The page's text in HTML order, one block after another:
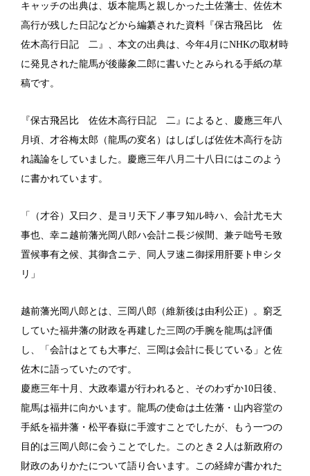
キャッチの出典は、坂本龍馬と親しかった土佐藩士、佐佐木
高行が残した日記などから編纂された資料『保古飛呂比 佐
佐木高行日記 二』、本文の出典は、今年4月にNHKの取材時
に発見された龍馬が後藤象二郎に書いたとみられる手紙の草
稿です。
『保古飛呂比 佐佐木高行日記 二』によると、慶應三年八
月頃、才谷梅太郎（龍馬の変名）はしばしば佐佐木高行を訪
れ議論をしていました。慶應三年八月二十八日にはこのよう
に書かれています。
「（才谷）又曰ク、是ヨリ天下ノ事ヲ知ル時ハ、会計尤モ大
事也、幸ニ越前藩光岡八郎ハ会計ニ長ジ候間、兼テ咄号モ致
置候事有之候、其御含ニテ、同人ヲ速ニ御採用肝要ト申シタ
リ」
越前藩光岡八郎とは、三岡八郎（維新後は由利公正）。窮乏
していた福井藩の財政を再建した三岡の手腕を龍馬は評価
し、「会計はとても大事だ、三岡は会計に長じている」と佐
佐木に語っていたのです。
慶應三年十月、大政奉還が行われると、そのわずか10日後、
龍馬は福井に向かいます。龍馬の使命は土佐藩・山内容堂の
手紙を福井藩・松平春嶽に手渡すことでしたが、もう一つの
目的は三岡八郎に会うことでした。このとき２人は新政府の
財政のありかたについて語り合います。この経緯が書かれた